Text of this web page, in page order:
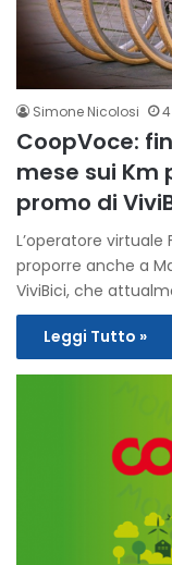
Simone Nicolosi
CoopVoce:
mese sui Km
promo di
L’operatore virtuale
proporre anche a
ViviBici, che
Leggi Tutto »